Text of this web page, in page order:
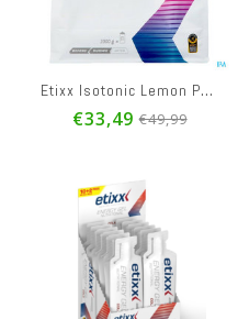
Etixx Nutritional Energy Gel Cola 12x38g
€24,21
€35,99
Etixx Isotonic Lemon Pouch 2kg
€33,49 €49,99